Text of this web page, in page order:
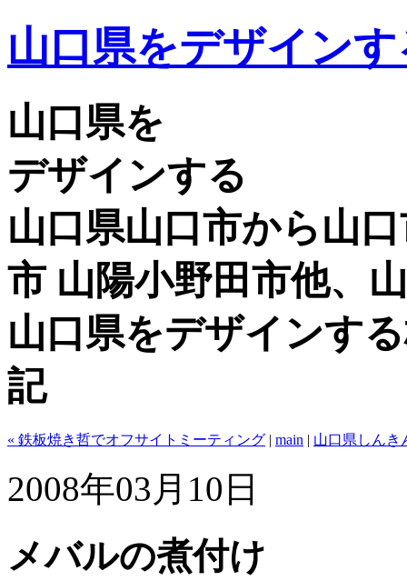
山口県をデザイン
山口県を
デザインする
山口県山口市から山
市 山陽小野田市他、
山口県をデザインす
記
« 鉄板焼き哲でオフサイトミーティング | main | 山口県しんき
2008年03月10日
メバルの煮付け